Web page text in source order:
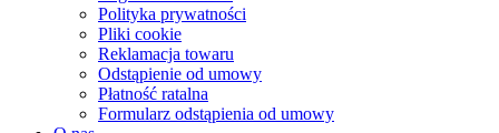
Polityka prywatności
Pliki cookie
Reklamacja towaru
Odstąpienie od umowy
Płatność ratalna
Formularz odstąpienia od umowy